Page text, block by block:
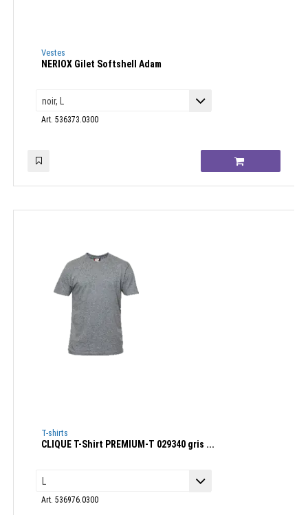
Vestes
NERIOX Gilet Softshell Adam
Art. 536373.0300
T-shirts
CLIQUE T-Shirt PREMIUM-T 029340 gris ...
Art. 536976.0300